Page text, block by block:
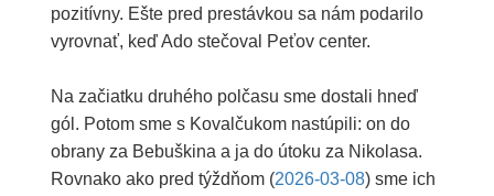
pozitívny. Ešte pred prestávkou sa nám podarilo
vyrovnať, keď Ado stečoval Peťov center.
Na začiatku druhého polčasu sme dostali hneď
gól. Potom sme s Kovalčukom nastúpili: on do
obrany za Bebuškina a ja do útoku za Nikolasa.
Rovnako ako pred týždňom (2026-03-08) sme ich